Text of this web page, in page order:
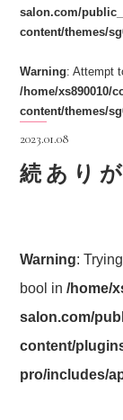
salon.com/
content/themes/
Warning: Attempt
/home/xs890010/
content/themes/
2023.01.08
続あり
Warning:
bool in/home/
salon.com/
content/
pro/includes/